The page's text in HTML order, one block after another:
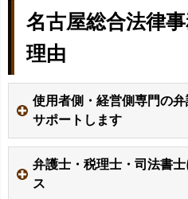
名古屋総合法律
理由
使用者側・経営側専門の
サポートします
弁護士・税理士・司法書
ス